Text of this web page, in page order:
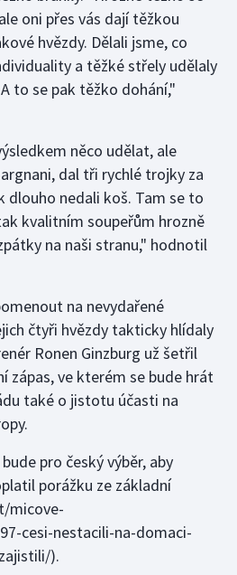
oni přes vás dají těžkou
hvězdy. Dělali jsme, co
a těžké střely udělaly
to se pak těžko dohání,"
něco udělat, ale
dal tři rychlé trojky za
dlouho nedali koš. Tam se to
kvalitním soupeřům hrozně
na naši stranu," hodnotil
na nevydařené
čtyři hvězdy takticky hlídaly
Ronen Ginzburg už šetřil
zápas, ve kterém se bude hrát
také o jistotu účasti na
pro český výběr, aby
porážku ze základní
micove-
cesi-nestacili-na-domaci-
).